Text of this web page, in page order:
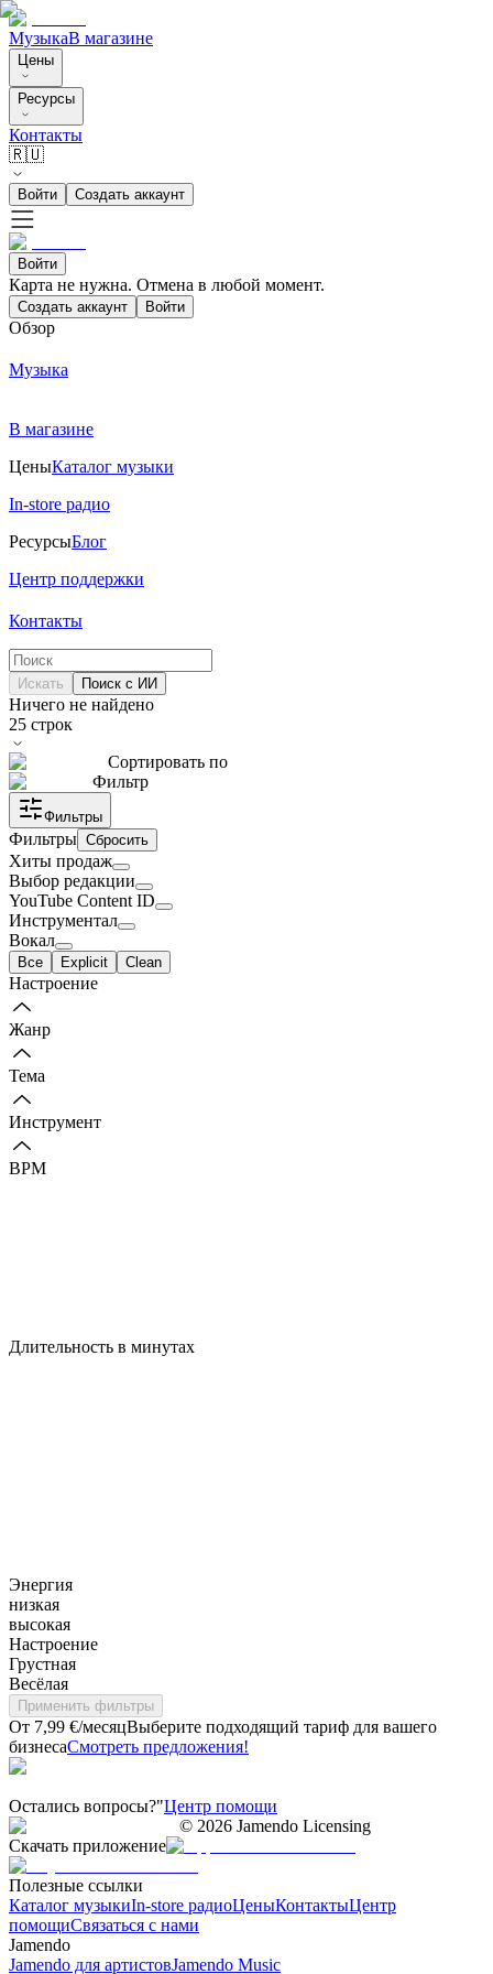
МузыкаВ магазине
Цены
Ресурсы
Контакты
🇷🇺
Войти Создать аккаунт
Войти
Карта не нужна. Отмена в любой момент.
Создать аккаунт Войти
Обзор
Музыка
В магазине
ЦеныКаталог музыки
In-store радио
РесурсыБлог
Центр поддержки
Контакты
Искать Поиск с ИИ
Ничего не найдено
25 строк
Сортировать по
Фильтр
Фильтры
Фильтры Сбросить
Хиты продаж
Выбор редакции
YouTube Content ID
Инструментал
Вокал
Все Explicit Clean
Настроение
Жанр
Тема
Инструмент
BPM
Длительность в минутах
Энергия
низкая
высокая
Настроение
Грустная
Весёлая
Применить фильтры
От 7,99 €/месяцВыберите подходящий тариф для вашего
бизнесаСмотреть предложения!
Остались вопросы?"Центр помощи
© 2026 Jamendo Licensing
Скачать приложение
Полезные ссылки
Каталог музыкиIn-store радиоЦеныКонтактыЦентр
помощиСвязаться с нами
Jamendo
Jamendo для артистовJamendo Music